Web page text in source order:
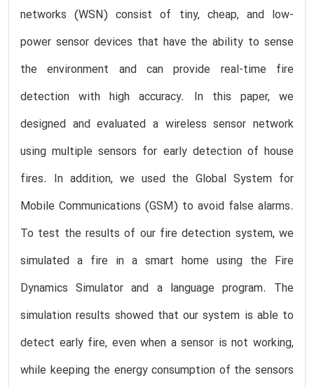
networks (WSN) consist of tiny, cheap, and low-
power sensor devices that have the ability to sense
the environment and can provide real-time fire
detection with high accuracy. In this paper, we
designed and evaluated a wireless sensor network
using multiple sensors for early detection of house
fires. In addition, we used the Global System for
Mobile Communications (GSM) to avoid false alarms.
To test the results of our fire detection system, we
simulated a fire in a smart home using the Fire
Dynamics Simulator and a language program. The
simulation results showed that our system is able to
detect early fire, even when a sensor is not working,
while keeping the energy consumption of the sensors